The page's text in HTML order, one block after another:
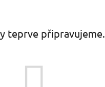
teprve připravujeme.